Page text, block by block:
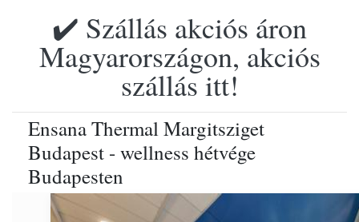
✔️ Szállás akciós áron
Magyarországon, akciós
szállás itt!
Ensana Thermal Margitsziget
Budapest - wellness hétvége
Budapesten